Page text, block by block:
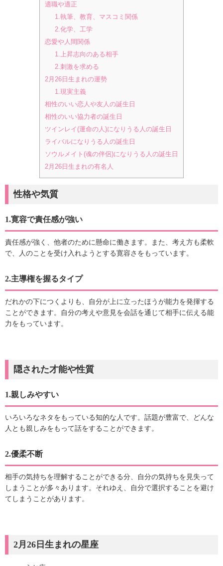
適職や適正
1.執筆、教育、マスコミ関係
2.化学、工学
恋愛や人間関係
1.上昇志向のある相手
2.刺激を求める
2月26日生まれの運勢
1.現実主義
相性のいい恋人や友人の誕生日
相性のいい協力者の誕生日
ツインレイ(運命の人)になりうる人の誕生日
ライバルになりうる人の誕生日
ソウルメイト(魂の伴侶)になりうる人の誕生日
2月26日生まれの有名人
性格や気質
1.寛容で責任感が強い
責任感が強く、他者のために懸命に働きます。また、考え方も柔軟
で、人のことを受け入れようとする寛容さをもっています。
2.主導権を握るタイプ
だれかの下につくよりも、自分が上に立ったほうが能力を発揮する
ことができます。自分の考えや意見を会話を通じて相手に伝える能
力をもっています。
隠された才能や性質
1.親しみやすい
いろいろなネタをもっている知的な人です。話題が豊富で、どんな
人とも親しみをもって話をすることができます。
2.優柔不断
相手の気持ちを理解することができる分、自分の気持ちを見失って
しまうことが多々あります。それゆえ、自分で選択することを避け
てしまうことがあります。
2月26日生まれの星座